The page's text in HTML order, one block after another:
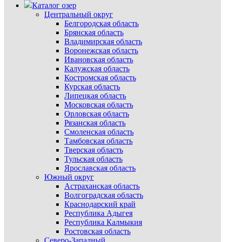
Каталог озер
Центральный округ
Белгородская область
Брянская область
Владимирская область
Воронежская область
Ивановская область
Калужская область
Костромская область
Курская область
Липецкая область
Московская область
Орловская область
Рязанская область
Смоленская область
Тамбовская область
Тверская область
Тульская область
Ярославская область
Южный округ
Астраханская область
Волгоградская область
Краснодарский край
Республика Адыгея
Республика Калмыкия
Ростовская область
Северо-Западный